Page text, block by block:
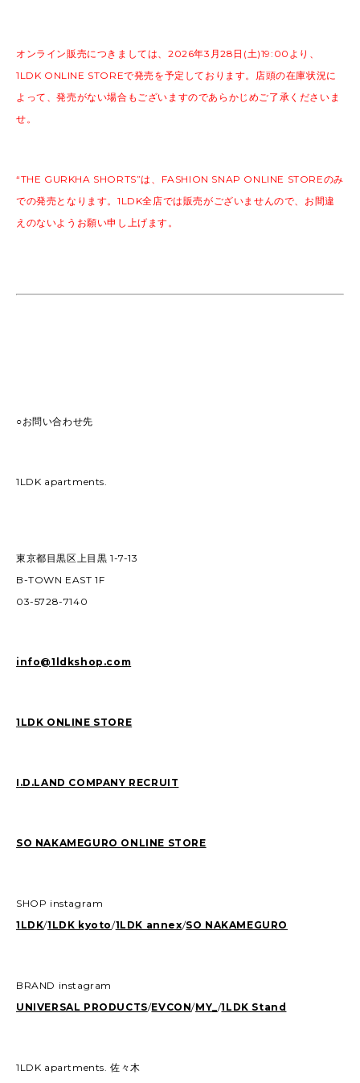
オンライン販売につきましては、 2026年3月28日(土)19:00より、
1LDK ONLINE STOREで発売を予定しております。 店頭の在庫状況に
よって、発売がない場合もございますのであらかじめご了承くださいま
せ。
“THE GURKHA SHORTS”は、FASHION SNAP ONLINE STOREのみ
での発売となります。 1LDK全店では販売がございませんので、お間違
えのないようお願い申し上げます。
○お問い合わせ先
1LDK apartments.
東京都目黒区上目黒 1-7-13
B-TOWN EAST 1F
03-5728-7140
info@1ldkshop.com
1LDK ONLINE STORE
I.D.LAND COMPANY RECRUIT
SO NAKAMEGURO ONLINE STORE
SHOP instagram
1LDK/1LDK kyoto/1LDK annex/SO NAKAMEGURO
BRAND instagram
UNIVERSAL PRODUCTS/EVCON/MY_/1LDK Stand
1LDK apartments. 佐々木